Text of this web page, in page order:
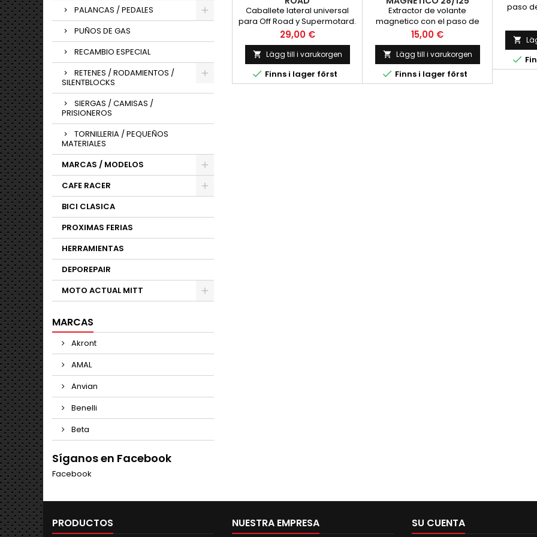
PALANCAS / PEDALES
PUÑOS DE GAS
RECAMBIO ESPECIAL
RETENES / RODAMIENTOS /
SILENTBLOCKS
SIERGAS / CAMISAS /
PRISIONEROS
TORNILLERIA / PEQUEÑOS
MATERIALES
MARCAS / MODELOS
CAFE RACER
BICI CLASICA
PROXIMAS FERIAS
HERRAMIENTAS
DEPOREPAIR
MOTO ACTUAL MITT
MARCAS
Akront
AMAL
Anvian
Benelli
Beta
Caballete lateral universal
para Off Road y Supermotard.
Suministrado con 3 pernos
distintos para
Pris
29,00 €
 Lägg till i varukorgen
 Finns i lager först
Extractor de volante
magnetico con el paso de
Rosca 28/125
Pris
15,00 €
 Lägg till i varukorgen
 Finns i lager först
paso
poco


Síganos en Facebook
Facebook
PRODUCTOS NUESTRA EMPRESA SU CUENTA